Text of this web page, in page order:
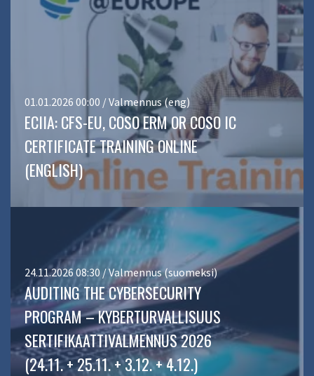
01.01.2026 00:00 / Valmennus (eng)
ECIIA: CFS-EU, COSO ERM OR COSO IC
CERTIFICATE TRAINING ONLINE
(ENGLISH)
24.11.2026 08:30 / Valmennus (suomeksi)
AUDITING THE CYBERSECURITY
PROGRAM – KYBERTURVALLISUUS
SERTIFIKAATTIVALMENNUS 2026
(24.11. + 25.11. + 3.12. + 4.12.)